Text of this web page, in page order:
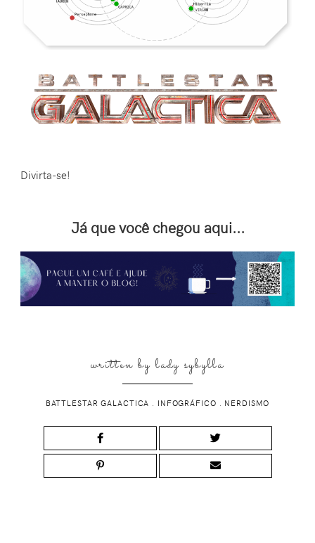
Divirta-se!
Já que você chegou aqui...
written bylady sybylla
BATTLESTAR GALACTICA . INFOGRÁFICO . NERDISMO